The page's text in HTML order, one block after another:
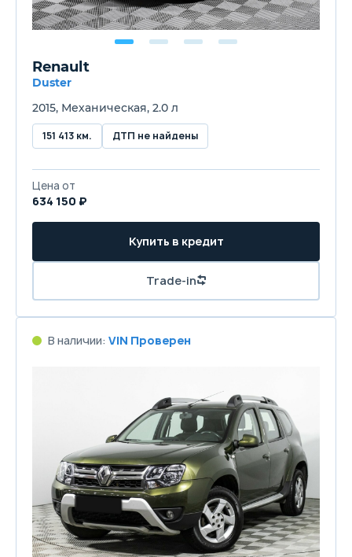
Renault
Duster
2015, Механическая, 2.0 л
151 413 км. ДТП не найдены
Цена от
634 150 ₽
Купить в кредит
Trade-in
В наличии: VIN Проверен